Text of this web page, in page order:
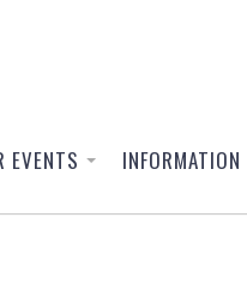
EVENTS INFORMATION